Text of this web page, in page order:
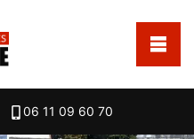
06 11 09 60 70